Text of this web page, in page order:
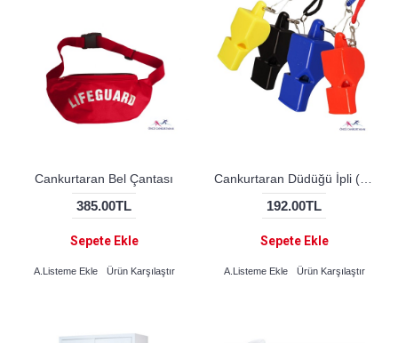
Cankurtaran Bel Çantası
385.00TL
Sepete Ekle
A.Listeme Ekle Ürün Karşılaştır
192.00TL
Sepete Ekle
A.Listeme Ekle Ürün Karşılaştır